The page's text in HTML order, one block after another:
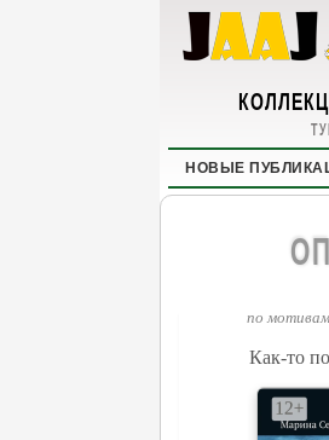
НОВЫЕ
по мотивам
Как-то